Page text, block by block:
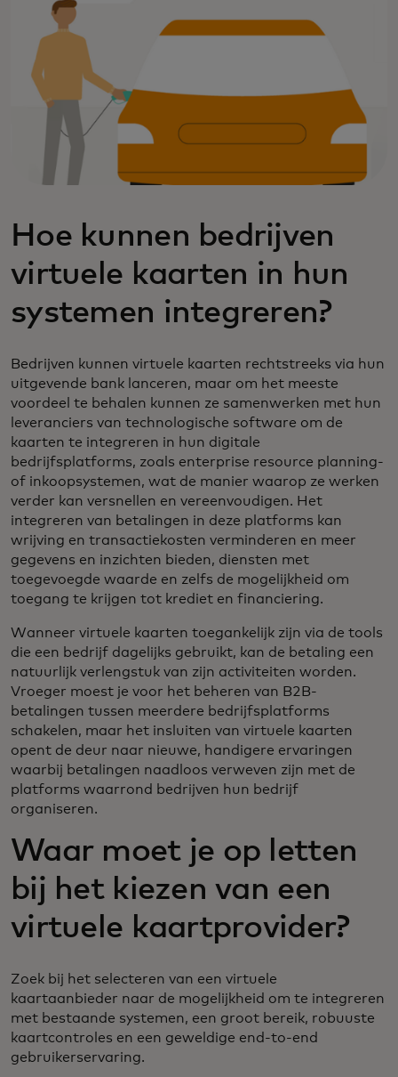
Hoe kunnen bedrijven
virtuele kaarten in hun
systemen integreren?
Bedrijven kunnen virtuele kaarten rechtstreeks via hun
uitgevende bank lanceren, maar om het meeste
voordeel te behalen kunnen ze samenwerken met hun
leveranciers van technologische software om de
kaarten te integreren in hun digitale
bedrijfsplatforms, zoals enterprise resource planning-
of inkoopsystemen, wat de manier waarop ze werken
verder kan versnellen en vereenvoudigen. Het
integreren van betalingen in deze platforms kan
wrijving en transactiekosten verminderen en meer
gegevens en inzichten bieden, diensten met
toegevoegde waarde en zelfs de mogelijkheid om
toegang te krijgen tot krediet en financiering.
Wanneer virtuele kaarten toegankelijk zijn via de tools
die een bedrijf dagelijks gebruikt, kan de betaling een
natuurlijk verlengstuk van zijn activiteiten worden.
Vroeger moest je voor het beheren van B2B-
betalingen tussen meerdere bedrijfsplatforms
schakelen, maar het insluiten van virtuele kaarten
opent de deur naar nieuwe, handigere ervaringen
waarbij betalingen naadloos verweven zijn met de
platforms waarrond bedrijven hun bedrijf
organiseren.
Waar moet je op letten
bij het kiezen van een
virtuele kaartprovider?
Zoek bij het selecteren van een virtuele
kaartaanbieder naar de mogelijkheid om te integreren
met bestaande systemen, een groot bereik, robuuste
kaartcontroles en een geweldige end-to-end
gebruikerservaring.